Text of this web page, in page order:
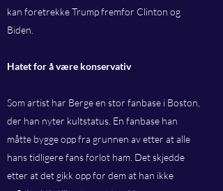
kan foretrekke Trump fremfor Clinton og
Biden.
Hatet for å være konservativ
Som artist har Berge en stor fanbase i Boston,
der han nyter kultstatus. En fanbase han
måtte bygge opp fra grunnen av etter at alle
hans tidligere fans forlot ham. Det skjedde
etter at det gikk opp for dem at han ikke